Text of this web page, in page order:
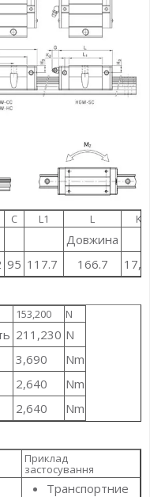
C L1 L K1
Довжина
95 117.7 166.7
153,200 N
211,230 N
3,690
Nm
2,640
Nm
2,640 Nm
Приклад
застосування
Транспортние